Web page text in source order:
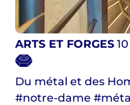
ARTS ET FORGES
Du métal et des
#notre-dame